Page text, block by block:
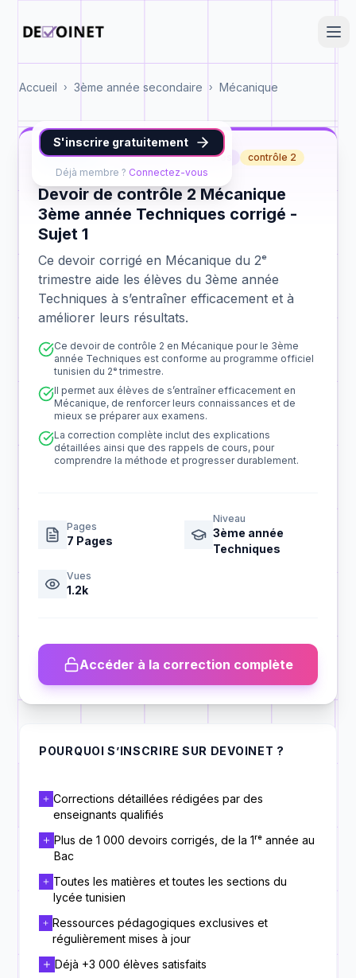
Accueil › 3ème année secondaire › Mécanique
S'inscrire gratuitement
Déjà membre ? Connectez-vous
Mécanique 3ème année Techniques contrôle 2
Devoir de contrôle 2 Mécanique
3ème année Techniques corrigé -
Sujet 1
Ce devoir corrigé en Mécanique du 2ᵉ
trimestre aide les élèves du 3ème année
Techniques à s’entraîner efficacement et à
améliorer leurs résultats.
Ce devoir de contrôle 2 en Mécanique pour le 3ème
année Techniques est conforme au programme officiel
tunisien du 2ᵉ trimestre.
Il permet aux élèves de s’entraîner efficacement en
Mécanique, de renforcer leurs connaissances et de
mieux se préparer aux examens.
La correction complète inclut des explications
détaillées ainsi que des rappels de cours, pour
comprendre la méthode et progresser durablement.
Pages
7 Pages
Niveau
3ème année
Techniques
Vues
1.2k
Accéder à la correction complète
POURQUOI S’INSCRIRE SUR DEVOINET ?
Corrections détaillées rédigées par des
enseignants qualifiés
Plus de 1 000 devoirs corrigés, de la 1ʳᵉ année au
Bac
Toutes les matières et toutes les sections du
lycée tunisien
Ressources pédagogiques exclusives et
régulièrement mises à jour
Déjà +3 000 élèves satisfaits